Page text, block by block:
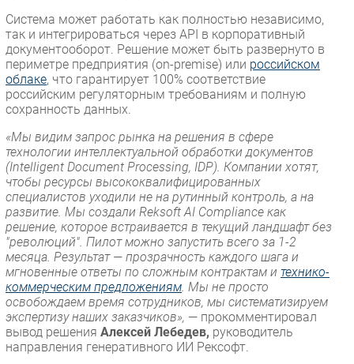
Система может работать как полностью независимо,
так и интегрироваться через API в корпоративный
документооборот. Решение может быть развернуто в
периметре предприятия (on-premise) или российском
облаке, что гарантирует 100% соответствие
российским регуляторным требованиям и полную
сохранность данных.
«Мы видим запрос рынка на решения в сфере
технологии интеллектуальной обработки документов
(Intelligent Document Processing, IDP). Компании хотят,
чтобы ресурсы высококвалифицированных
специалистов уходили не на рутинный контроль, а на
развитие. Мы создали Reksoft AI Compliance как
решение, которое встраивается в текущий ландшафт без
"революций". Пилот можно запустить всего за 1-2
месяца. Результат — прозрачность каждого шага и
мгновенные ответы по сложным контрактам и технико-
коммерческим предложениям . Мы не просто
освобождаем время сотрудников, мы систематизируем
экспертизу наших заказчиков», — прокомментировал
вывод решения Алексей Лебедев, руководитель
направления генеративного ИИ Рексофт.